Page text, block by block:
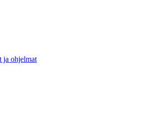
ja ohjelmat